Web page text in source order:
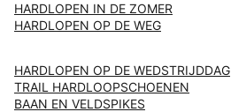
HARDLOPEN IN DE ZOMER
HARDLOPEN OP DE WEG
HARDLOPEN OP DE WEDSTRIJDDAG
TRAIL HARDLOOPSCHOENEN
BAAN EN VELDSPIKES